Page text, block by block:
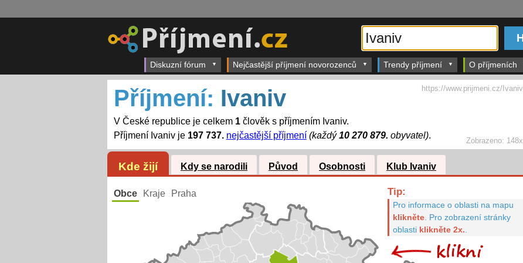
Diskuzní fórum Nejčastější příjmení novorozenců Trendy příjmení O příjmeních
Zobrazeno: 148x
Příjmení: Ivaniv
V České republice je celkem 1člověk s příjmením Ivaniv.
Příjmení Ivaniv je 197 737. nejčastější příjmení (každý10 270 879. obyvatel).
https://www.prijmeni.cz/Ivaniv
Kde žijí Kdy se narodili Původ Osobnosti Klub Ivaniv
Obce Kraje Praha Tip:
Pro informace o oblasti na mapu
klikněte. Pro zobrazení stránky
oblasti klikněte 2x.